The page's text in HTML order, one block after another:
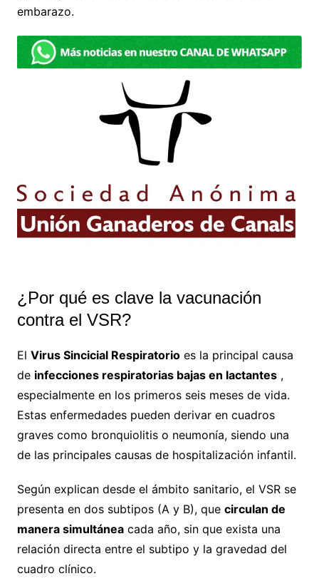
embarazo.
¿Por qué es clave la vacunación
contra el VSR?
El Virus Sincicial Respiratorioes la principal causa
de infecciones respiratorias bajas en lactantes,
especialmente en los primeros seis meses de vida.
Estas enfermedades pueden derivar en cuadros
graves como bronquiolitis o neumonía, siendo una
de las principales causas de hospitalización infantil.
Según explican desde el ámbito sanitario, el VSR se
presenta en dos subtipos (A y B), que circulan de
manera simultáneacada año, sin que exista una
relación directa entre el subtipo y la gravedad del
cuadro clínico.